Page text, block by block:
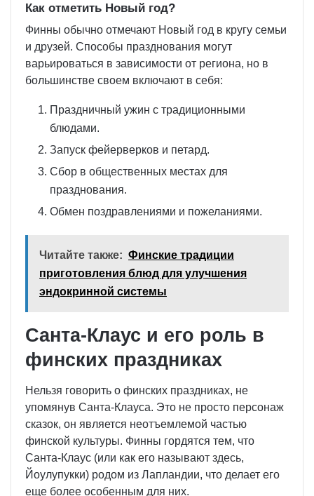
Как отметить Новый год?
Финны обычно отмечают Новый год в кругу семьи
и друзей. Способы празднования могут
варьироваться в зависимости от региона, но в
большинстве своем включают в себя:
Праздничный ужин с традиционными
блюдами.
Запуск фейерверков и петард.
Сбор в общественных местах для
празднования.
Обмен поздравлениями и пожеланиями.
Читайте также: Финские традиции
приготовления блюд для улучшения
эндокринной системы
Санта-Клаус и его роль в
финских праздниках
Нельзя говорить о финских праздниках, не
упомянув Санта-Клауса. Это не просто персонаж
сказок, он является неотъемлемой частью
финской культуры. Финны гордятся тем, что
Санта-Клаус (или как его называют здесь,
Йоулупукки) родом из Лапландии, что делает его
еще более особенным для них.